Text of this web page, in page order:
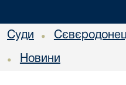
Суди •
• Новини